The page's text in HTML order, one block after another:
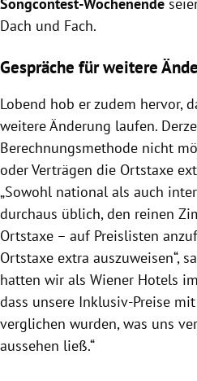
Dach und Fach.
Gespräche für weitere
Lobend hob er zudem hervor,
weitere Änderung laufen.
Berechnungsmethode nicht
oder Verträgen die Ortstaxe
„Sowohl national als auch
durchaus üblich, den reinen
Ortstaxe – auf Preislisten
Ortstaxe extra auszuweisen“,
hatten wir als Wiener Hotels
dass unsere Inklusiv-Preise
verglichen wurden, was uns
aussehen ließ.“